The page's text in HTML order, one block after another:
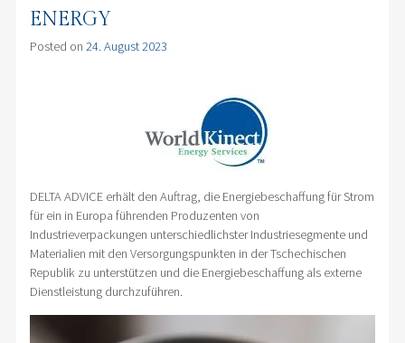
ENERGY
Posted on 24. August 2023
DELTA ADVICE erhält den Auftrag, die Energiebeschaffung für Strom
für ein in Europa führenden Produzenten von
Industrieverpackungen unterschiedlichster Industriesegmente und
Materialien mit den Versorgungspunkten in der Tschechischen
Republik zu unterstützen und die Energiebeschaffung als externe
Dienstleistung durchzuführen.